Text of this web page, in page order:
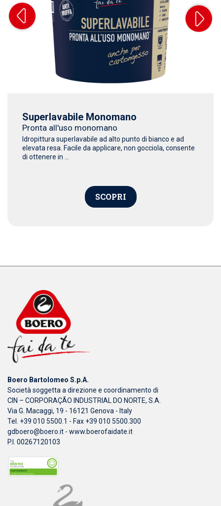
Superlavabile Monomano
Pronta all'uso monomano
Idropittura superlavabile ad alto punto di bianco e ad
elevata resa. Facile da applicare, non gocciola, consente
di ottenere in ...
SCOPRI
Boero Bartolomeo S.p.A.
Società soggetta a direzione e coordinamento di
CIN – CORPORAÇÃO INDUSTRIAL DO NORTE, S.A.
Via G. Macaggi, 19 - 16121 Genova - Italy
Tel. +39 010 5500.1 - Fax +39 010 5500.300
gdboero@boero.it - www.boerofaidate.it
P.I. 00267120103